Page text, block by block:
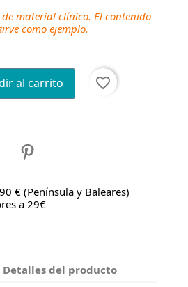
material clínico. El contenido
como ejemplo.
al carrito
favorite_border
€ (Península y Baleares)
a 29€
Detalles del producto